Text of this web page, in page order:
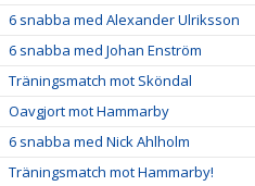
6 snabba med Alexander Ulriksson
6 snabba med Johan Enström
Träningsmatch mot Sköndal
Oavgjort mot Hammarby
6 snabba med Nick Ahlholm
Träningsmatch mot Hammarby!